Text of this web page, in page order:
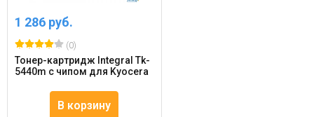
1 286 руб.
(0)
Тонер-картридж Integral Tk-
5440m с чипом для Kyocera
В корзину